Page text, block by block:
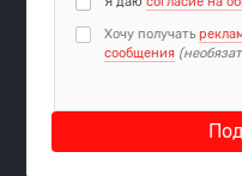
Хочу получать
сообщения